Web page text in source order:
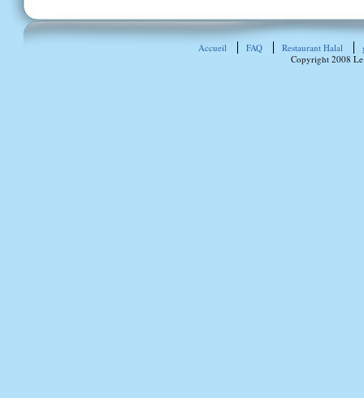
Accueil FAQ Restaurant Halal
Copyright 2008